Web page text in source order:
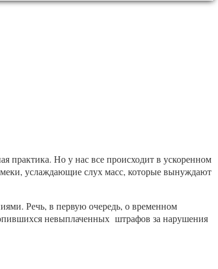
практика. Но у нас все происходит в ускоренном
услаждающие слух масс, которые вынуждают
Речь, в первую очередь, о временном
невыплаченных штрафов за нарушения